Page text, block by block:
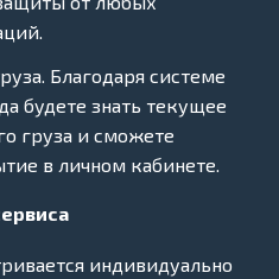
Благодаря системе
будете знать текущее
груза и сможете
в личном кабинете.
индивидуально